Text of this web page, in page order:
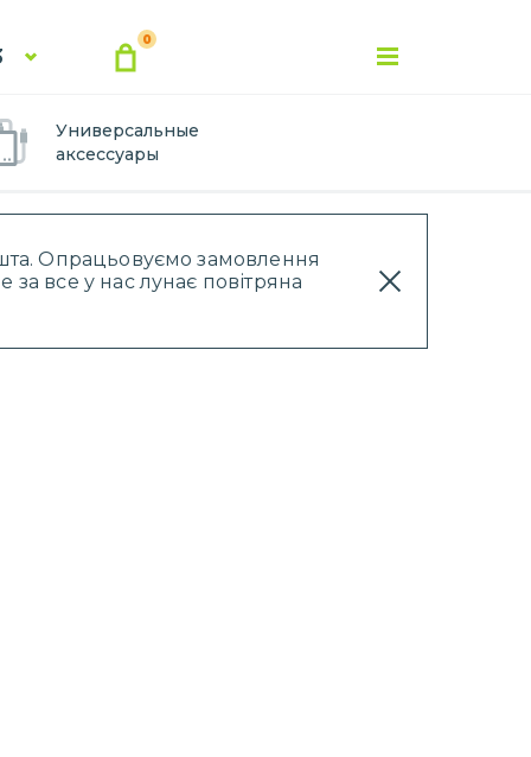
Опрацьовуємо замовлення
все у нас лунає повітряна
0
Универсальные
аксессуары